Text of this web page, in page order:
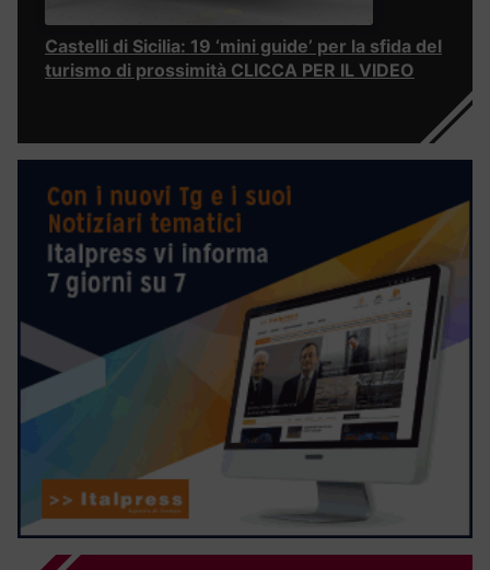
Castelli di Sicilia: 19 ‘mini guide’ per la sfida del
turismo di prossimità CLICCA PER IL VIDEO